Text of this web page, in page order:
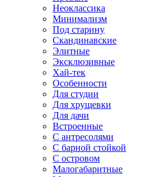
Неоклассика
Минимализм
Под старину
Скандинавские
Элитные
Эксклюзивные
Хай-тек
Особенности
Для студии
Для хрущевки
Для дачи
Встроенные
С антресолями
С барной стойкой
С островом
Малогабаритные